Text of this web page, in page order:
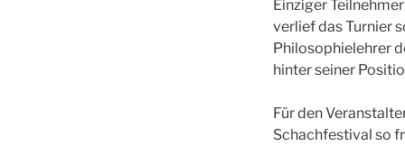
Einziger
verlief das Turnier
Philosophielehrer
hinter seiner
Für den
Schachfestival so